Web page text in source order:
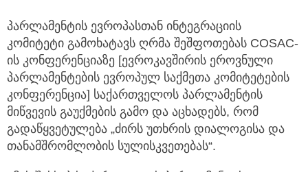
პარლამენტის ევროპასთან ინტეგრაციის
კომიტეტი გამოხატავს ღრმა შეშფოთებას COSAC-
ის კონფერენციაზე [ევროკავშირის ეროვნული
პარლამენტების ევროპულ საქმეთა კომიტეტების
კონფერენცია] საქართველოს პარლამენტის
მიწვევის გაუქმების გამო და აცხადებს, რომ
გადაწყვეტულება „ძირს უთხრის დიალოგისა და
თანამშრომლობის სულისკვეთებას“.